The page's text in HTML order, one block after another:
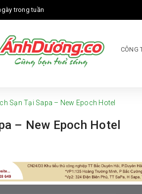
trong tuần
CÔNG
Sạn Tại Sapa – New Epoch Hotel
– New Epoch Hotel